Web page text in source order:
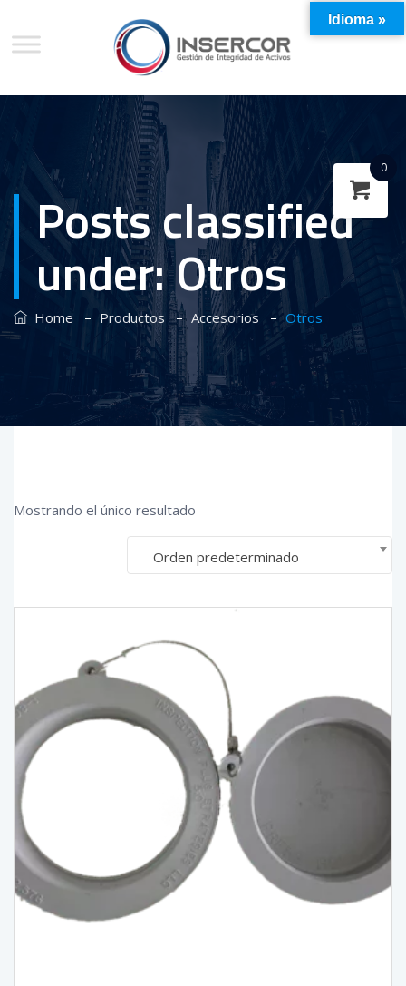
Posts classified
under:Otros
Home – Productos – Accesorios –Otros
Mostrando el único resultado
Orden predeterminado
Idioma »
0